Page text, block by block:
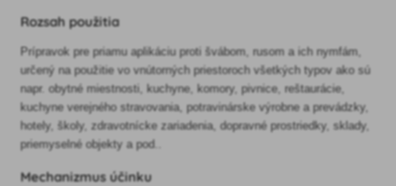
Rozsah použitia
Prípravok pre priamu aplikáciu proti švábom, rusom a ich nymfám,
určený na použitie vo vnútorných priestoroch všetkých typov ako sú
napr. obytné miestnosti, kuchyne, komory, pivnice, reštaurácie,
kuchyne verejného stravovania, potravinárske výrobne a prevádzky,
hotely, školy, zdravotnícke zariadenia, dopravné prostriedky, sklady,
priemyselné objekty a pod..
Mechanizmus účinku